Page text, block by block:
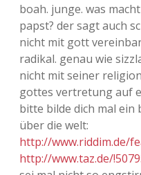
boah. junge. was
papst? der sagt auch
nicht mit gott
radikal. genau wie
nicht mit seiner
gottes vertretung auf
bitte bilde dich mal ein
über die welt:
http://www.riddim.de/
http://www.taz.de/